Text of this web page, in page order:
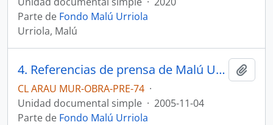
Parte de Fondo Malú Urriola
Urriola, Malú
4. Referencias de prensa de Malú Urriola
CL ARAU MUR-OBRA-PRE-74 ·
Unidad documental simple · 2005-11-04
Parte de Fondo Malú Urriola